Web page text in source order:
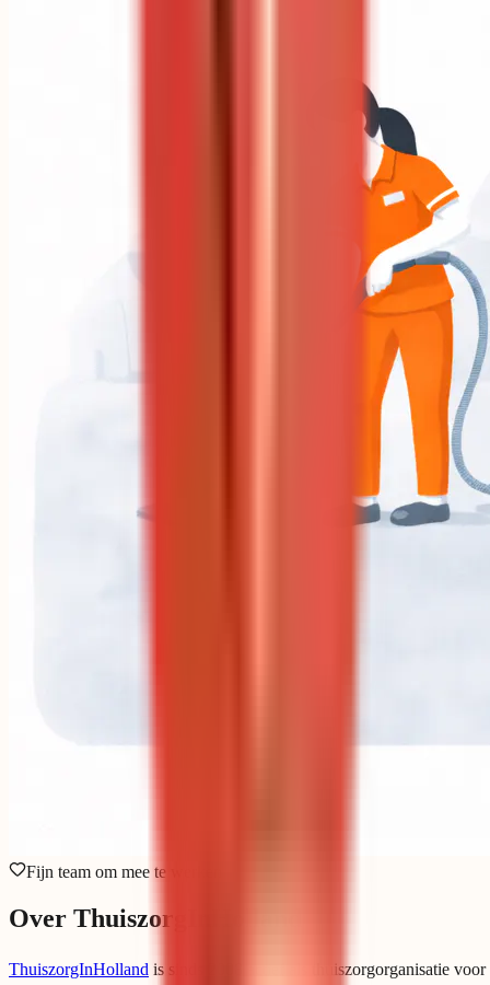
Fijn team om mee te werken
Over ThuiszorgInHolland
ThuiszorgInHolland is sinds 2008 actief als thuiszorgorganisatie voor